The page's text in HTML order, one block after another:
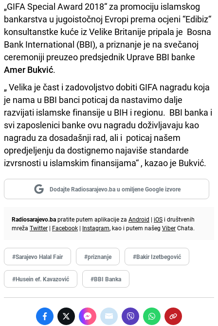
„GIFA Special Award 2018“ za promociju islamskog
bankarstva u jugoistočnoj Evropi prema ocjeni “Edibiz“
konsultanstke kuće iz Velike Britanije pripala je Bosna
Bank International (BBI), a priznanje je na svečanoj
ceremoniji preuzeo predsjednik Uprave BBI banke
Amer Bukvić.
„ Velika je čast i zadovoljstvo dobiti GIFA nagradu koja
je nama u BBI banci poticaj da nastavimo dalje
razvijati islamske finansije u BIH i regionu. BBI banka i
svi zaposlenici banke ovu nagradu doživljavaju kao
nagradu za dosadašnji rad, ali i poticaj našem
opredjeljenju da dostignemo najaviše standarde
izvrsnosti u islamskim finansijama“ , kazao je Bukvić.
Dodajte Radiosarajevo.ba u omiljene Google izvore
Radiosarajevo.bapratite putem aplikacije za Android | iOS i društvenih
mreža Twitter | Facebook | Instagram, kao i putem našeg ViberChata.
#Sarajevo Halal Fair #priznanje #Bakir Izetbegović
#Husein ef. Kavazović #BBI Banka